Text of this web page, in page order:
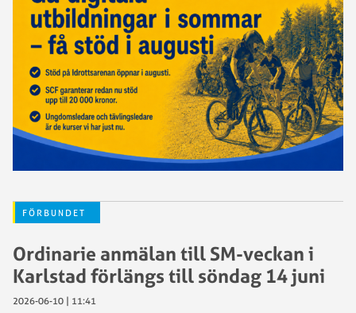
FÖRBUNDET
Ordinarie anmälan till SM-veckan i
Karlstad förlängs till söndag 14 juni
2026-06-10 | 11:41